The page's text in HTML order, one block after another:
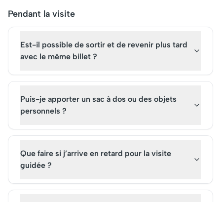
Pendant la visite
Est-il possible de sortir et de revenir plus tard
avec le même billet ?
Puis-je apporter un sac à dos ou des objets
personnels ?
Que faire si j’arrive en retard pour la visite
guidée ?